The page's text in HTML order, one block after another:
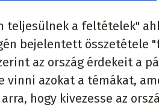
a feltételek"
bejelentett összetétele
az ország érdekeit a
vinni azokat a témákat,
hogy kivezesse az